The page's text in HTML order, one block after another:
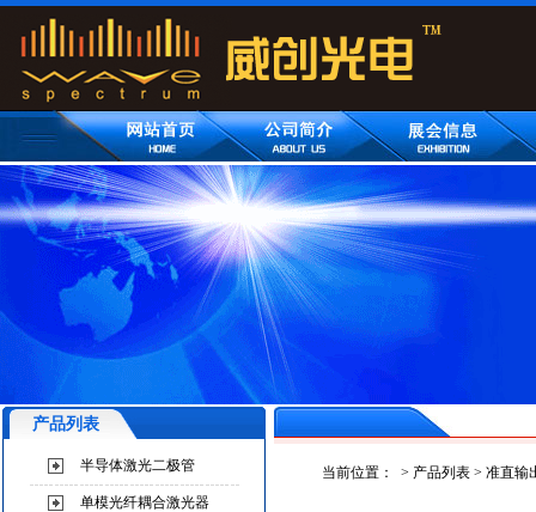
产品列表
半导体激光二极管
单模光纤耦合激光器
当前位置： > 产品列表> 准直输